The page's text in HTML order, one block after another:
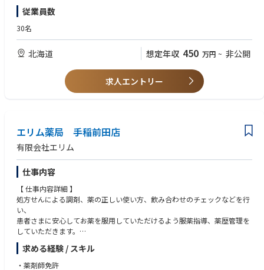
【 店舗情報 】
定休日：日祝
営業時間：月・水（9:00-19:00）、火・金（9:00-18:00）、木・土（9:00-
処方箋内容：内科メイン
在籍人数：薬剤師2名、事務2名を予定
従業員数
30名
北海道 想定年収 450 万円 ~ 非公開
求人エントリー
エリム薬局 手稲前田店
有限会社エリム
仕事内容
【 仕事内容詳細 】
処方せんによる調剤、薬の正しい使い方、飲み合わせのチェックなどを行
い、
患者さまに安心してお薬を服用していただけるよう服薬指導、薬歴管理を
していただきます。
また、必要な情報は医師への報告も行います。
加えて、かかりつけ薬剤師、在宅医療の対応や、一般用医薬品の販売、受
診勧奨など、セルフメディケーションのサポートも併せて行っていただき
求める経験 / スキル
・薬剤師免許